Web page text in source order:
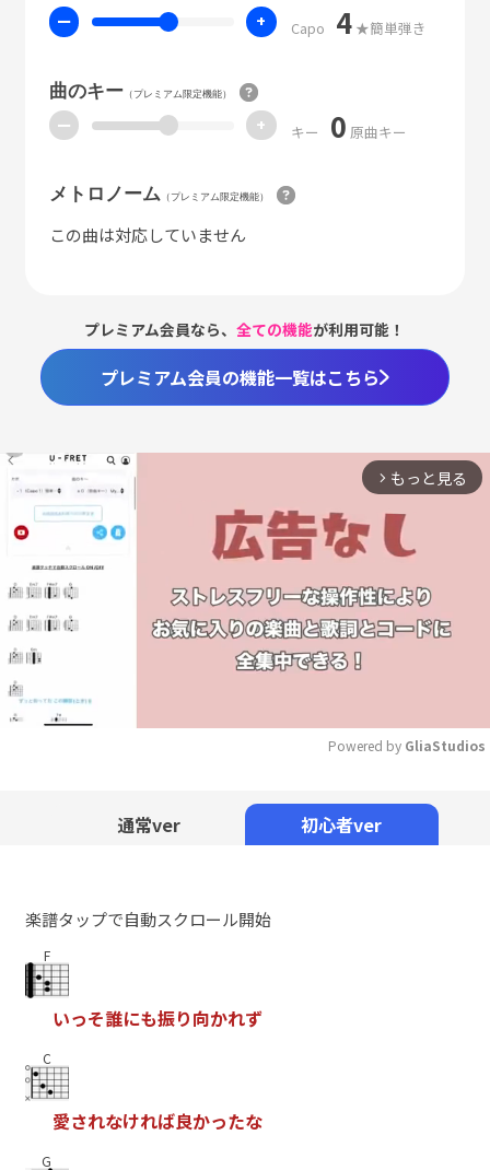
ー + Capo 4 ★簡単弾き
曲のキー（プレミアム限定機能）
ー + キー 0 原曲キー
メトロノーム（プレミアム限定機能）
この曲は対応していません
プレミアム会員なら、全ての機能が利用可能！
プレミアム会員の機能一覧はこちら
arrow_forward_ios もっと見る
Powered by GliaStudios
通常ver 初心者ver
楽譜タップで自動スクロール開始
F
いっそ誰にも振り向かれず
C
愛されなければ良かったな
G